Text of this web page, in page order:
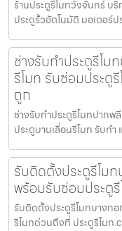
ร้านประตูรีโมทวังจันทร์ บ
ประตูรั้วอัตโนมัติ มอเตอร์
ช่างรับทำประตูรีโ
รีโมท รับซ่อมประตู
ถูก
ช่างรับทำประตูรีโมทปาก
ประตูบานเลื่อนรีโมท รับทำ
รับติดตั้งประตูรีโม
พร้อมรับซ่อมประตู
รับติดตั้งประตูรีโมทบางก
รีโมทด่วนถึงที่ ประตูรีโม